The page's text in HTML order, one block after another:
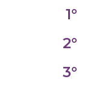
1°
2°
3°